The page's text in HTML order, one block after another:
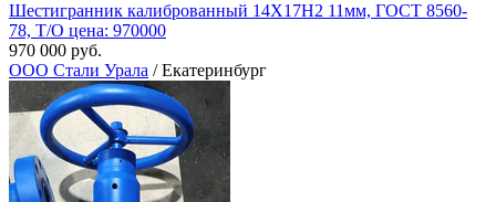
Шестигранник калиброванный 14Х17Н2 11мм, ГОСТ 8560-
78, Т/О цена: 970000
970 000 руб.
ООО Стали Урала / Екатеринбург